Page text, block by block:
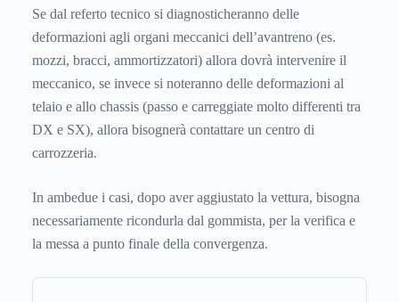
Se dal referto tecnico si diagnosticheranno delle
deformazioni agli organi meccanici dell’avantreno (es.
mozzi, bracci, ammortizzatori) allora dovrà intervenire il
meccanico, se invece si noteranno delle deformazioni al
telaio e allo chassis (passo e carreggiate molto differenti tra
DX e SX), allora bisognerà contattare un centro di
carrozzeria.
In ambedue i casi, dopo aver aggiustato la vettura, bisogna
necessariamente ricondurla dal gommista, per la verifica e
la messa a punto finale della convergenza.